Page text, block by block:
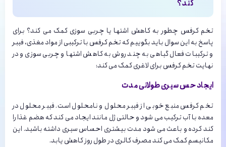
کند؟
تخم کرفس چطور به کاهش اشتها یا چربی سوزی کمک می کند؟ برای
پاسخ به این سوال باید بگوییم که تخم کرفس با ترکیبی از مواد مغذی، فیبر
و ترکیبات فعال گیاهی به چند روش به کاهش اشتها و چربی سوزی و در
نهایت تخم کرفس برای لاغری کمک می کند:
ایجاد حس سیری طولانی مدت
تخم کرفس منبع خوبی از فیبر محلول و نامحلول است. فیبر محلول در
معده با آب ترکیب می شود و حالتی ژل مانند ایجاد می کند که هضم غذا را
کند کرده و باعث می شود مدت بیشتری احساس سیری داشته باشید. این
مکانیسم کمک می کند مصرف کالری در طول روز کاهش یابد.